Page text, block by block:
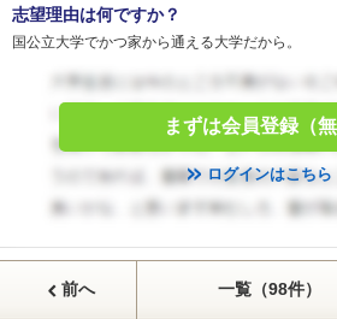
志望理由は何ですか？
国公立大学でかつ家から通える大学だから。
まずは会員登録（無
ログインはこちら
前へ 一覧（98件）